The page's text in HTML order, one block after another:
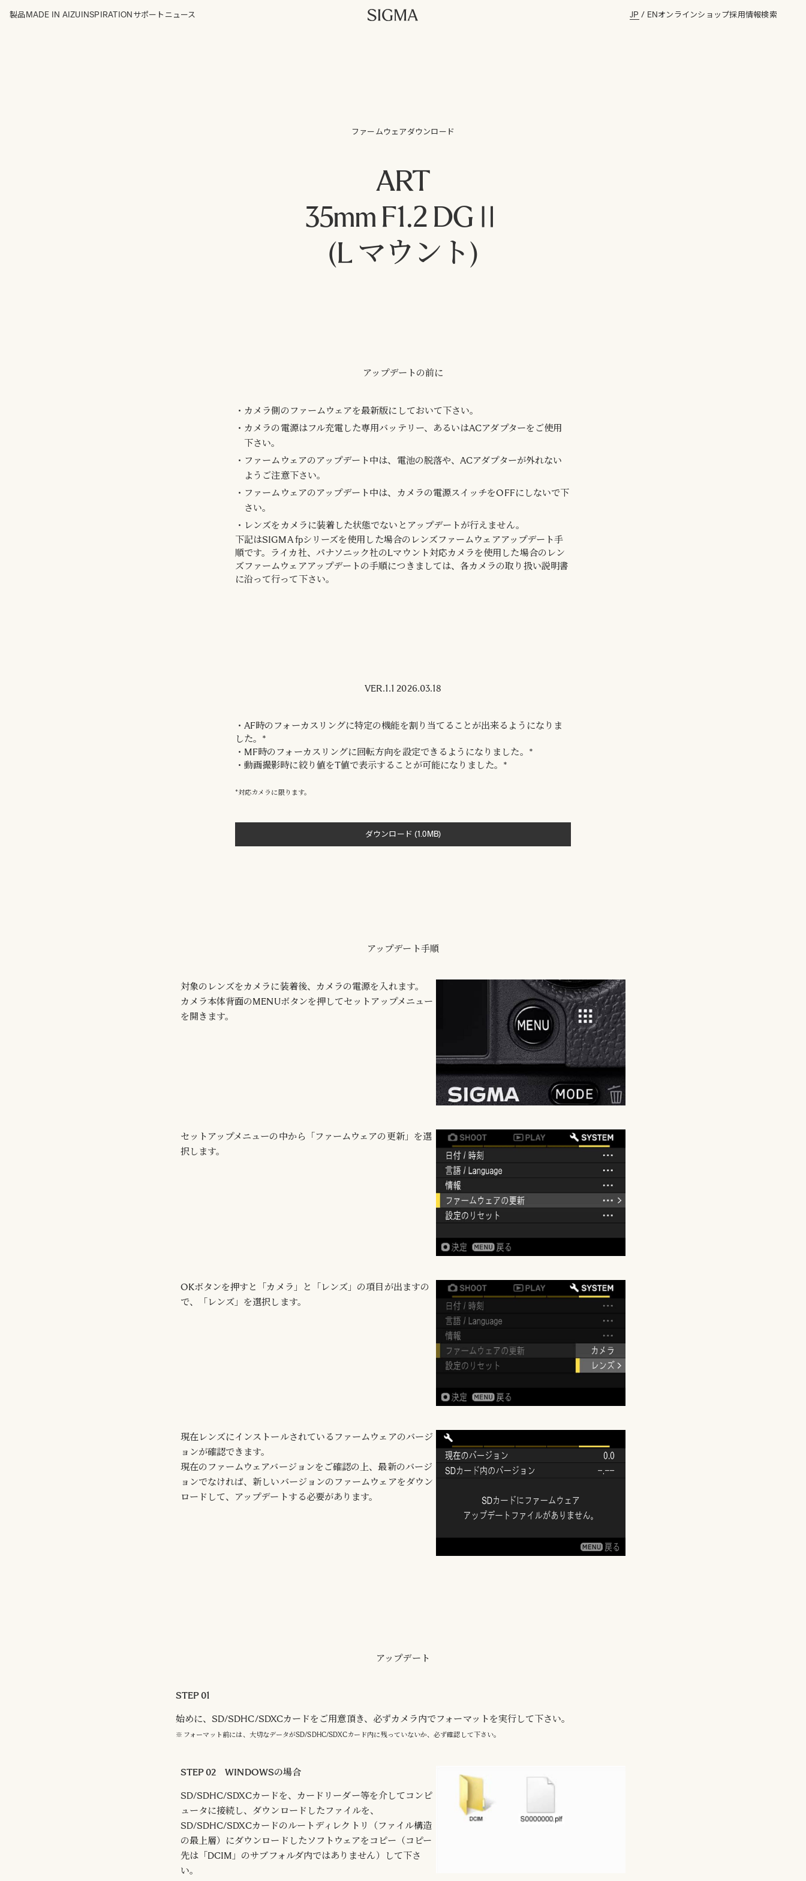
製品MADE IN AIZUINSPIRATION サポート ニュース JP / ENオンラインショップ採用情報検索
ファームウェアダウンロード
ART
35mm F1.2 DGⅡ
(L マウント)
アップデートの前に
カメラ側のファームウェアを最新版にしておいて下さい。
カメラの電源はフル充電した専用バッテリー、あるいはACアダプターをご使用
下さい。
ファームウェアのアップデート中は、電池の脱落や、ACアダプターが外れない
ようご注意下さい。
ファームウェアのアップデート中は、カメラの電源スイッチをOFFにしないで下
さい。
レンズをカメラに装着した状態でないとアップデートが行えません。
下記はSIGMA fpシリーズを使用した場合のレンズファームウェアアップデート手
順です。ライカ社、パナソニック社のLマウント対応カメラを使用した場合のレン
ズファームウェアアップデートの手順につきましては、各カメラの取り扱い説明書
に沿って行って下さい。
VER.1.1 2026.03.18
・AF時のフォーカスリングに特定の機能を割り当てることが出来るようになりま
した。*
・MF時のフォーカスリングに回転方向を設定できるようになりました。*
・動画撮影時に絞り値をT値で表示することが可能になりました。*
*対応カメラに限ります。
ダウンロード (1.0MB)
アップデート手順
対象のレンズをカメラに装着後、カメラの電源を入れます。
カメラ本体背面のMENUボタンを押してセットアップメニュー
を開きます。
セットアップメニューの中から「ファームウェアの更新」を選
択します。
OKボタンを押すと「カメラ」と「レンズ」の項目が出ますの
で、「レンズ」を選択します。
現在レンズにインストールされているファームウェアのバージ
ョンが確認できます。
現在のファームウェアバージョンをご確認の上、最新のバージ
ョンでなければ、新しいバージョンのファームウェアをダウン
ロードして、アップデートする必要があります。
アップデート
STEP 01
始めに、SD/SDHC/SDXCカードをご用意頂き、必ずカメラ内でフォーマットを実行して下さい。
※ フォーマット前には、大切なデータがSD/SDHC/SDXCカード内に残っていないか、必ず確認して下さい。
STEP 02 WINDOWSの場合
SD/SDHC/SDXCカードを、カードリーダー等を介してコンピ
ュータに接続し、ダウンロードしたファイルを、
SD/SDHC/SDXCカードのルートディレクトリ（ファイル構造
の最上層）にダウンロードしたソフトウェアをコピー（コピー
先は「DCIM」のサブフォルダ内ではありません）して下さ
い。